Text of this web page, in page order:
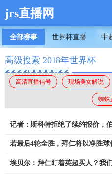
jrs直播网
全部赛事 世界杯直播 中
高级搜索 2018年世界杯
高清直播信号 现场美女解说
蜘蛛
记者：斯科特拒绝了续约报价，
若最后4轮全胜，拜仁将以净胜
埃贝尔：拜仁盯着英超买人？我